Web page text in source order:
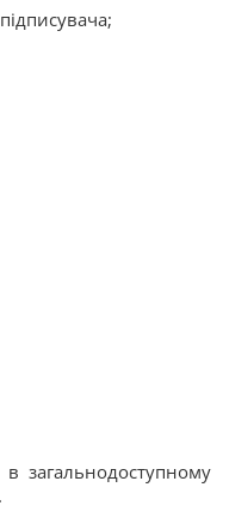
загальнодоступному